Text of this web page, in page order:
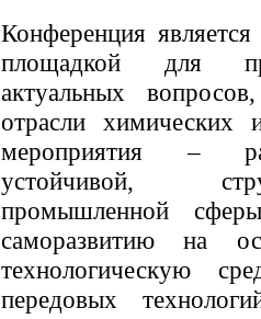
Конференция
площадкой для
актуальных
отрасли химических
мероприятия –
устойчивой,
промышленной
саморазвитию на
технологическую
передовых